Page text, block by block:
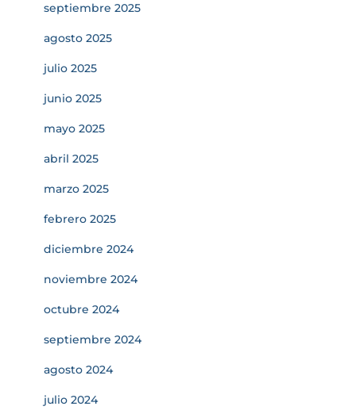
septiembre 2025
agosto 2025
julio 2025
junio 2025
mayo 2025
abril 2025
marzo 2025
febrero 2025
diciembre 2024
noviembre 2024
octubre 2024
septiembre 2024
agosto 2024
julio 2024